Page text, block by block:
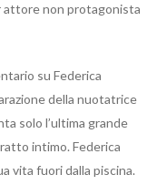
attore non protagonista
su Federica
della nuotatrice
solo l’ultima grande
intimo. Federica
vita fuori dalla piscina.